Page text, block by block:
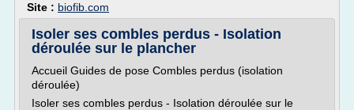
Site : biofib.com
Isoler ses combles perdus - Isolation
déroulée sur le plancher
Accueil Guides de pose Combles perdus (isolation
déroulée)
Isoler ses combles perdus - Isolation déroulée sur le